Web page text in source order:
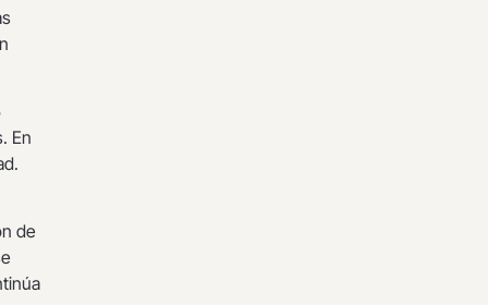
En
de